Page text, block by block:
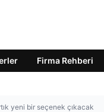
Firma Rehberi
yeni bir seçenek çıkacak